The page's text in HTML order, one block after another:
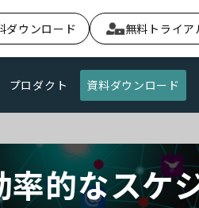
ダウンロード 無料トライア
プロダクト 資料ダウンロード
的なスケ